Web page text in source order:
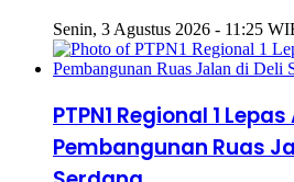
Senin, 3 Agustus 2026 - 11:25
PTPN1 Regional 1
Pembangunan Ruas